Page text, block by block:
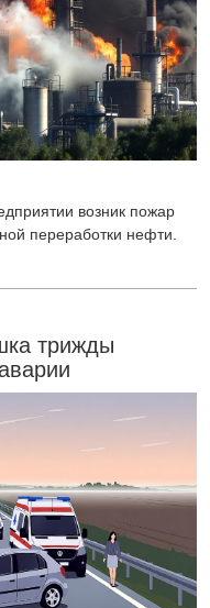
возник пожар
переработки нефти.
трижды